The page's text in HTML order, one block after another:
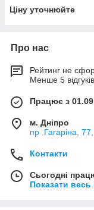
Ціну уточнюйте
Про нас
Рейтинг не
Менше 5
Працює з
м. Дніпро
пр .Гагаріна,
Контакти
Сьогодні
Показати весь